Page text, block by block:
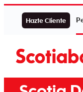
Hazte Cliente